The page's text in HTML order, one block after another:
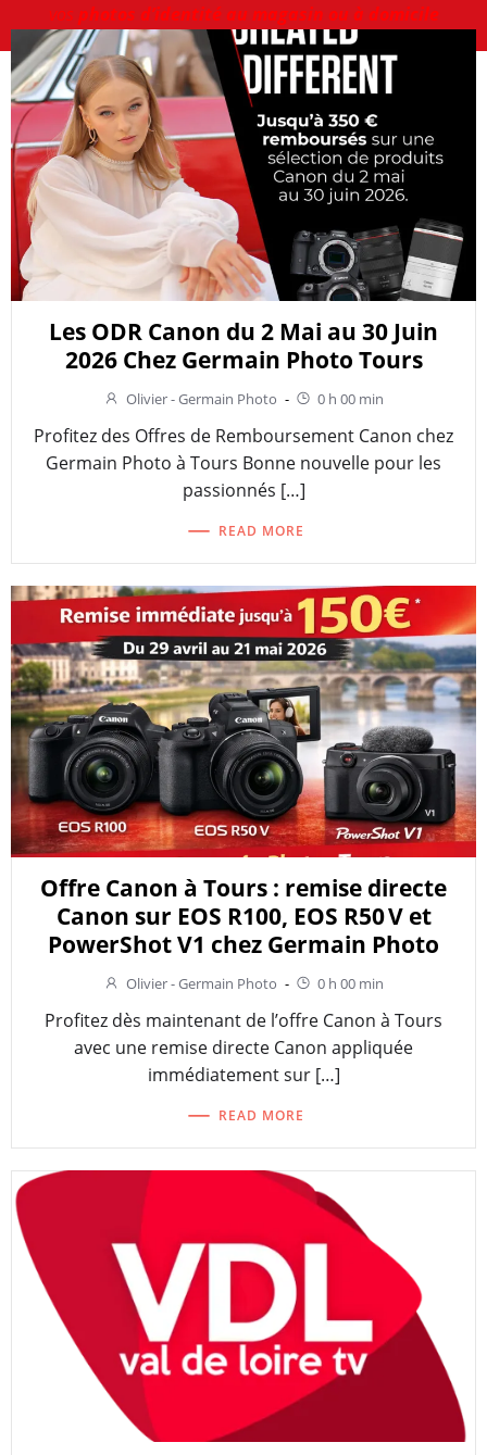
vos photos d’identité au magasin ou à domicile
Les ODR Canon du 2 Mai au 30 Juin
2026 Chez Germain Photo Tours
Olivier - Germain Photo - 0 h 00 min
Profitez des Offres de Remboursement Canon chez
Germain Photo à Tours Bonne nouvelle pour les
passionnés […]
READ MORE
Offre Canon à Tours : remise directe
Canon sur EOS R100, EOS R50 V et
PowerShot V1 chez Germain Photo
Olivier - Germain Photo - 0 h 00 min
Profitez dès maintenant de l’offre Canon à Tours
avec une remise directe Canon appliquée
immédiatement sur […]
READ MORE